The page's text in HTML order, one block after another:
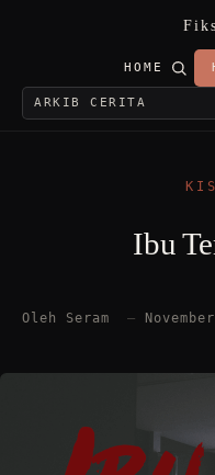
HOME
Ibu
Oleh Seram —